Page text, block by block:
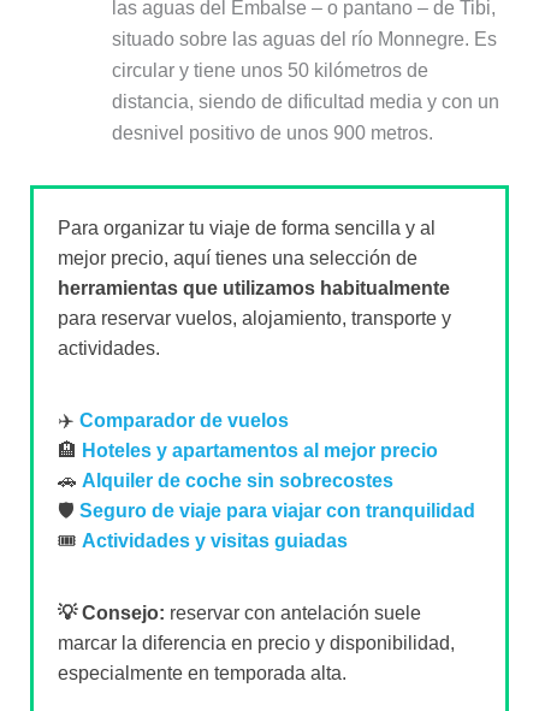
las aguas del Embalse – o pantano – de Tibi,
situado sobre las aguas del río Monnegre. Es
circular y tiene unos 50 kilómetros de
distancia, siendo de dificultad media y con un
desnivel positivo de unos 900 metros.
Para organizar tu viaje de forma sencilla y al
mejor precio, aquí tienes una selección de
herramientas que utilizamos habitualmente
para reservar vuelos, alojamiento, transporte y
actividades.
✈️ Comparador de vuelos
🏨 Hoteles y apartamentos al mejor precio
🚗 Alquiler de coche sin sobrecostes
🛡️ Seguro de viaje para viajar con tranquilidad
🎟️ Actividades y visitas guiadas
💡 Consejo: reservar con antelación suele
marcar la diferencia en precio y disponibilidad,
especialmente en temporada alta.